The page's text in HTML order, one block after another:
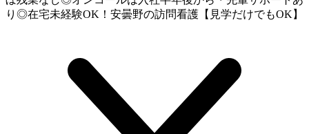
り◎在宅未経験OK！安曇野の訪問看護【見学だけでもOK】